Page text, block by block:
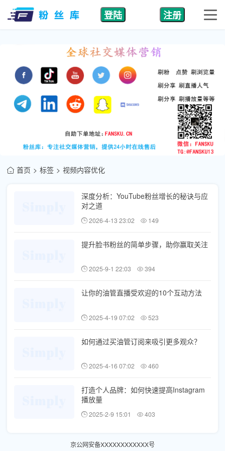
登陆 注册
首页 标签 视频内容优化
深度分析：YouTube粉丝增长的秘诀与应
对之道
2026-4-13 23:02 149
提升脸书粉丝的简单步骤，助你赢取关注
2025-9-1 22:03 394
让你的油管直播受欢迎的10个互动方法
2025-4-19 07:02 523
如何通过买油管订阅来吸引更多观众？
2025-4-16 07:02 460
打造个人品牌：如何快速提高Instagram
播放量
2025-2-9 15:01 403
京公网安备XXXXXXXXXXXX号